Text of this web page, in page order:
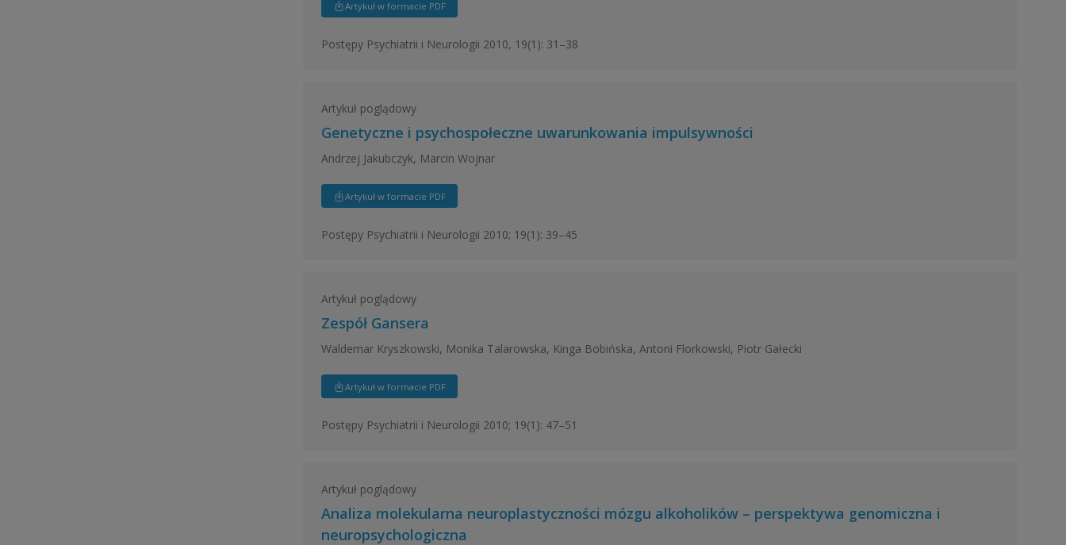
Artykuł w formacie PDF
Postępy Psychiatrii i Neurologii 2010, 19(1): 31–38
Artykuł poglądowy
Genetyczne i psychospołeczne uwarunkowania impulsywności
Andrzej Jakubczyk, Marcin Wojnar
Artykuł w formacie PDF
Postępy Psychiatrii i Neurologii 2010; 19(1): 39–45
Artykuł poglądowy
Zespół Gansera
Waldemar Kryszkowski, Monika Talarowska, Kinga Bobińska, Antoni Florkowski, Piotr Gałecki
Artykuł w formacie PDF
Postępy Psychiatrii i Neurologii 2010; 19(1): 47–51
Artykuł poglądowy
Analiza molekularna neuroplastyczności mózgu alkoholików – perspektywa genomiczna i
neuropsychologiczna